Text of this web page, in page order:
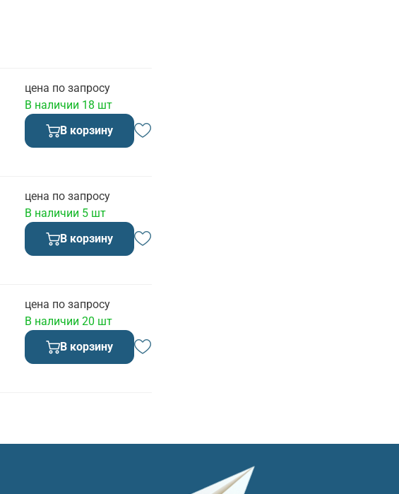
цена по запросу
В наличии 18 шт
В корзину
цена по запросу
В наличии 5 шт
В корзину
цена по запросу
В наличии 20 шт
В корзину